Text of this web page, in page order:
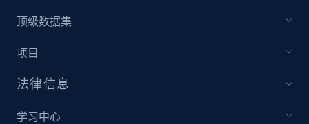
顶级数据集
项目
法律信息
学习中心